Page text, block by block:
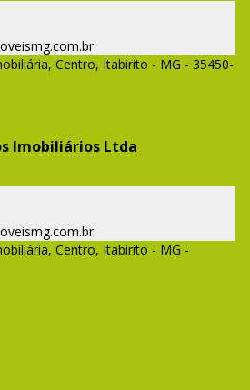
Centro, Itabirito - MG - 35450-
Imobiliários Ltda
Centro, Itabirito - MG -